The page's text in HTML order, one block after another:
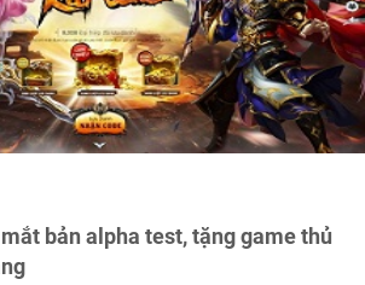
bản alpha test, tặng game thủ